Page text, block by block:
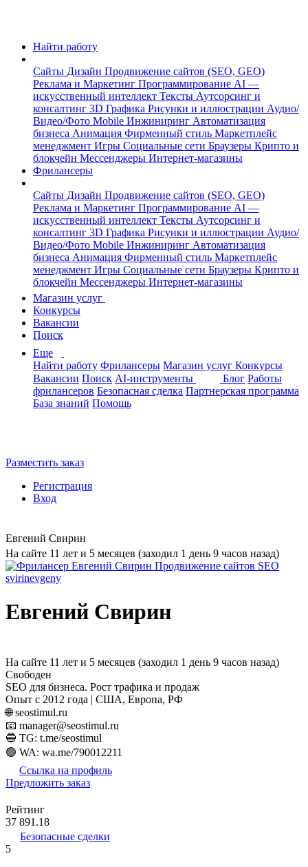
Найти работу
Сайты Дизайн Продвижение сайтов (SEO, GEO)
Реклама и Маркетинг Программирование AI —
искусственный интеллект Тексты Аутсорсинг и
консалтинг 3D Графика Рисунки и иллюстрации Аудио/
Видео/Фото Mobile Инжиниринг Автоматизация
бизнеса Анимация Фирменный стиль Маркетплейс
менеджмент Игры Социальные сети Браузеры Крипто и
блокчейн Мессенджеры Интернет-магазины
Фрилансеры
Сайты Дизайн Продвижение сайтов (SEO, GEO)
Реклама и Маркетинг Программирование AI —
искусственный интеллект Тексты Аутсорсинг и
консалтинг 3D Графика Рисунки и иллюстрации Аудио/
Видео/Фото Mobile Инжиниринг Автоматизация
бизнеса Анимация Фирменный стиль Маркетплейс
менеджмент Игры Социальные сети Браузеры Крипто и
блокчейн Мессенджеры Интернет-магазины
Магазин услуг
Конкурсы
Вакансии
Поиск
Еще
Найти работу Фрилансеры Магазин услуг Конкурсы
Вакансии Поиск AI-инструменты Блог Работы
фрилансеров Безопасная сделка Партнерская программа
База знаний Помощь
Разместить заказ
Регистрация
Вход
Евгений Свирин
На сайте 11 лет и 5 месяцев (заходил 1 день 9 часов назад)
Евгений Свирин
На сайте 11 лет и 5 месяцев (заходил 1 день 9 часов назад)
Свободен
SEO для бизнеса. Рост трафика и продаж
Опыт с 2012 года | США, Европа, РФ
🌐 seostimul.ru
📧 manager@seostimul.ru
🔵 TG: t.me/seostimul
🟢 WA: wa.me/790012211
Ссылка на профиль
Предложить заказ
Рейтинг
37 891.18
Безопасные сделки
5